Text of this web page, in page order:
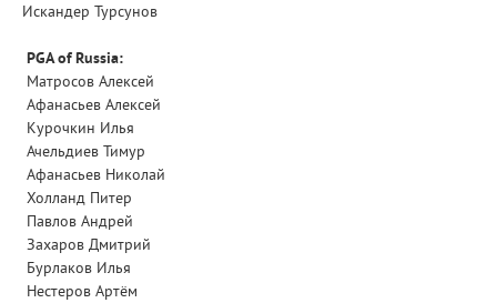
Искандер Турсунов
PGA of Russia:
Матросов Алексей
Афанасьев Алексей
Курочкин Илья
Ачельдиев Тимур
Афанасьев Николай
Холланд Питер
Павлов Андрей
Захаров Дмитрий
Бурлаков Илья
Нестеров Артём